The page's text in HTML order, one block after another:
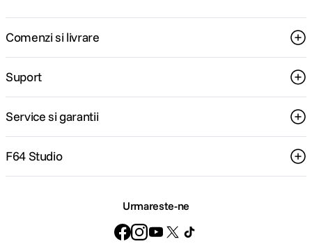
Comenzi si livrare
Suport
Service si garantii
F64 Studio
Urmareste-ne